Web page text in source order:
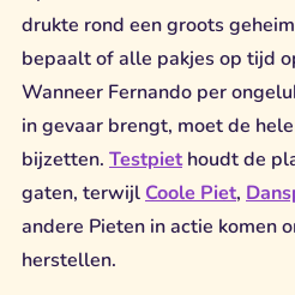
drukte rond een groots
bepaalt of alle pakjes op tijd
Wanneer Fernando per
in gevaar brengt, moet de
bijzetten. Testpiethoudt de
gaten, terwijl Coole Piet,
andere Pieten in actie komen
herstellen.